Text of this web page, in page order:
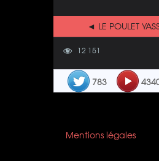
◄ LE POULET
12 151
783
Mentions légales